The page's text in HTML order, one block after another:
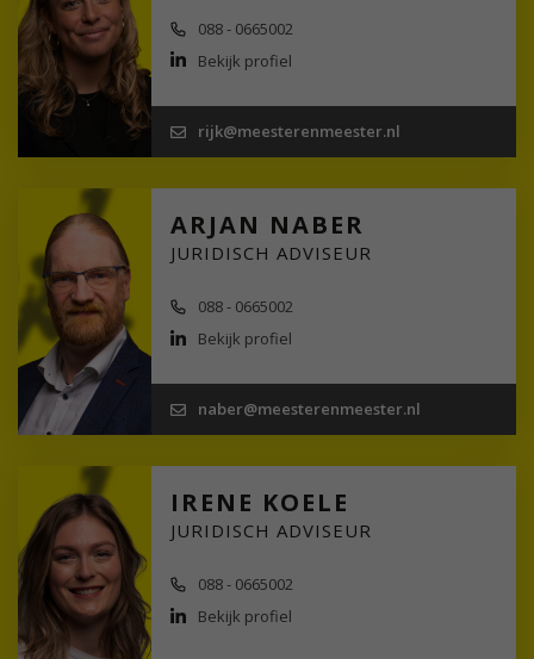
088 - 0665002
Bekijk profiel
rijk@meesterenmeester.nl
ARJAN NABER
JURIDISCH ADVISEUR
088 - 0665002
Bekijk profiel
naber@meesterenmeester.nl
IRENE KOELE
JURIDISCH ADVISEUR
088 - 0665002
Bekijk profiel